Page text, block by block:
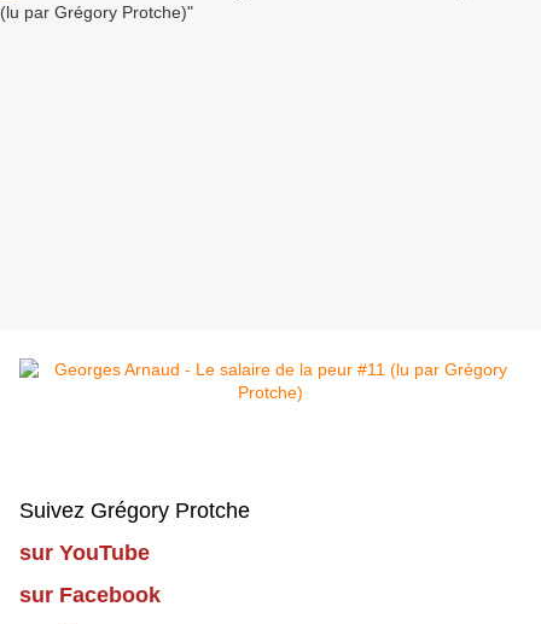
Suivez Grégory Protche
sur YouTube
sur Facebook